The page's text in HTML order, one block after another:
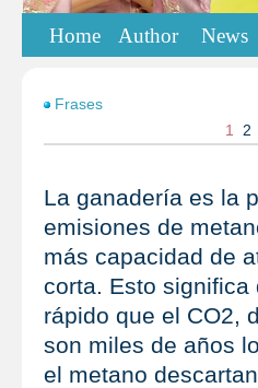
Home Author News
Frases
1
2
La ganadería es la
emisiones de
más capacidad de
corta. Esto significa
rápido que el CO2,
son miles de años
el metano